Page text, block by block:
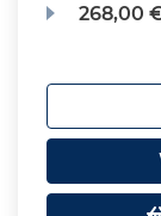
268,00